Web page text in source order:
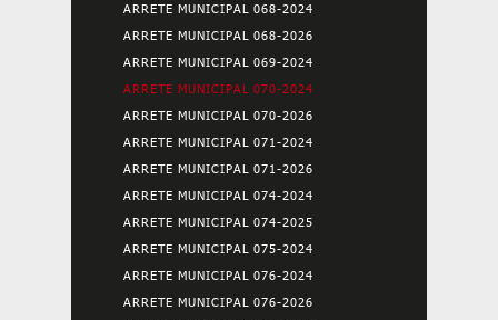
ARRETE MUNICIPAL 068-2024
ARRETE MUNICIPAL 068-2026
ARRETE MUNICIPAL 069-2024
ARRETE MUNICIPAL 070-2024
ARRETE MUNICIPAL 070-2026
ARRETE MUNICIPAL 071-2024
ARRETE MUNICIPAL 071-2026
ARRETE MUNICIPAL 074-2024
ARRETE MUNICIPAL 074-2025
ARRETE MUNICIPAL 075-2024
ARRETE MUNICIPAL 076-2024
ARRETE MUNICIPAL 076-2026